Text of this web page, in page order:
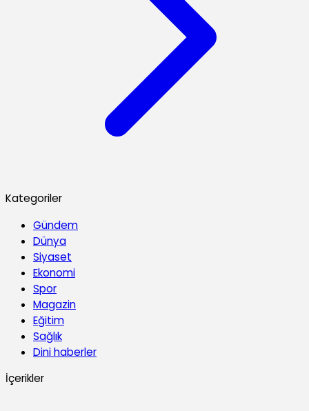
Kategoriler
Gündem
Dünya
Siyaset
Ekonomi
Spor
Magazin
Eğitim
Sağlık
Dini haberler
İçerikler